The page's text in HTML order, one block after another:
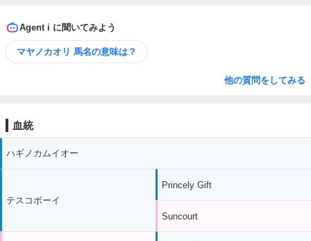
Agent i に聞いてみよう
マヤノカオリ 馬名の意味は？
他の質問をしてみる
血統
ハギノカムイオー
テスコボーイ
Princely Gift
Suncourt